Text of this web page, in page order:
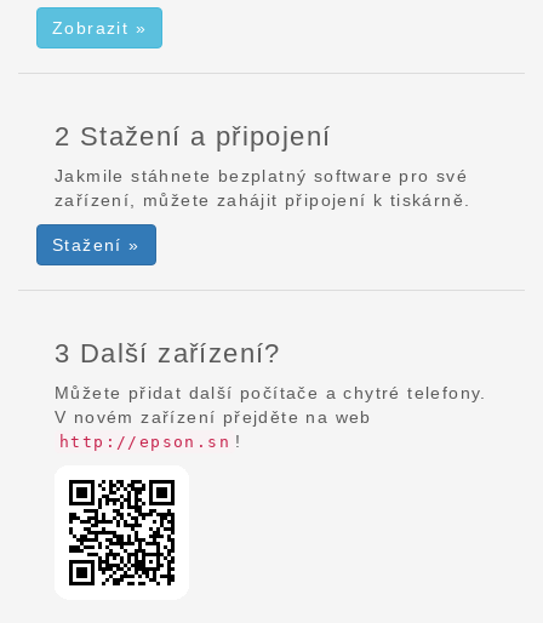
Zobrazit »
2 Stažení a připojení
Jakmile stáhnete bezplatný software pro své
zařízení, můžete zahájit připojení k tiskárně.
Stažení »
3 Další zařízení?
Můžete přidat další počítače a chytré telefony.
V novém zařízení přejděte na web
http://epson.sn !